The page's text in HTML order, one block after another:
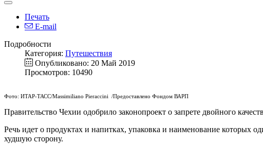
Печать
E-mail
Подробности
Категория: Путешествия
Опубликовано: 20 Май 2019
Просмотров: 10490
Фото: ИТАР-ТАСС/Massimiliano Pieraccini /Предоставлено Фондом ВАРП
Правительство Чехии одобрило законопроект о запрете двойного
Речь идет о продуктах и напитках, упаковка и наименование которых
худшую сторону.